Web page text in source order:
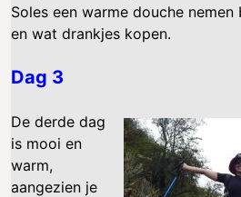
Soles een warme douche
en wat drankjes kopen.
Dag 3
De derde dag
is mooi en
warm,
aangezien je